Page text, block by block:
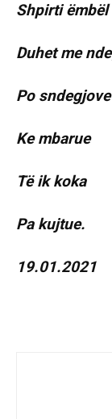
Shpirti ëmbël
Duhet me
Po sndegjove
Ke mbarue
Të ik koka
Pa kujtue.
19.01.2021